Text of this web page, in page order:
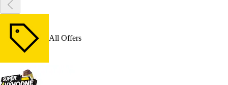
All Offers